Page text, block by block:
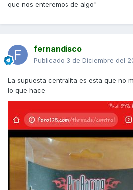
que nos enteremos de algo"
fernandisco
Publicado 3 de Diciembre del
La supuesta centralita es esta que no
lo que hace